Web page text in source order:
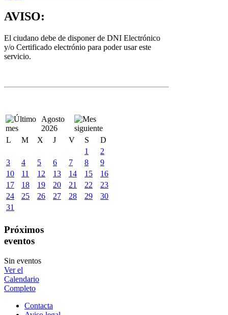
AVISO:
El ciudano debe de disponer de DNI Electrónico
y/o Certificado electrónio para poder usar este
servicio.
Agosto
2026
L
M X J V S
D
1
2
3
4 5 6 7 8
9
10
11 12 13 14 15
16
17
18 19 20 21 22
23
24
25 26 27 28 29
30
31
Próximos
eventos
Sin eventos
Ver el
Calendario
Completo
Contacta